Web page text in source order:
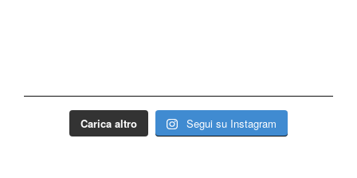
Carica altro Segui su Instagram